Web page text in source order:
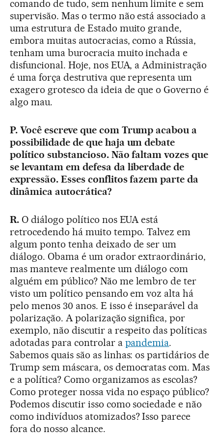
comando de tudo, sem nenhum limite e sem
supervisão. Mas o termo não está associado a
uma estrutura de Estado muito grande,
embora muitas autocracias, como a Rússia,
tenham uma burocracia muito inchada e
disfuncional. Hoje, nos EUA, a Administração
é uma força destrutiva que representa um
exagero grotesco da ideia de que o Governo é
algo mau.
P. Você escreve que com Trump acabou a
possibilidade de que haja um debate
político substancioso. Não faltam vozes que
se levantam em defesa da liberdade de
expressão. Esses conflitos fazem parte da
dinâmica autocrática?
R.O diálogo político nos EUA está
retrocedendo há muito tempo. Talvez em
algum ponto tenha deixado de ser um
diálogo. Obama é um orador extraordinário,
mas manteve realmente um diálogo com
alguém em público? Não me lembro de ter
visto um político pensando em voz alta há
pelo menos 30 anos. E isso é inseparável da
polarização. A polarização significa, por
exemplo, não discutir a respeito das políticas
adotadas para controlar a pandemia.
Sabemos quais são as linhas: os partidários de
Trump sem máscara, os democratas com. Mas
e a política? Como organizamos as escolas?
Como proteger nossa vida no espaço público?
Podemos discutir isso como sociedade e não
como indivíduos atomizados? Isso parece
fora do nosso alcance.